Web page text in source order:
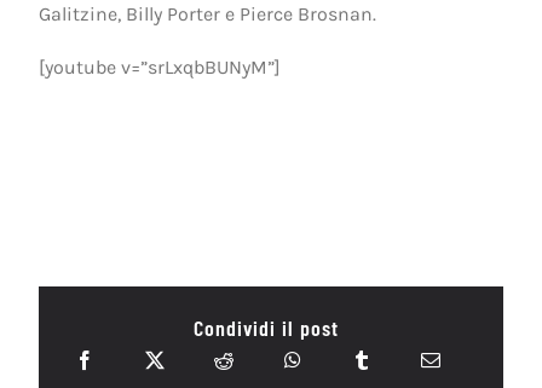
Galitzine, Billy Porter e Pierce Brosnan.
[youtube v=”srLxqbBUNyM”]
Condividi il post